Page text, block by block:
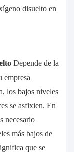
disuelto en
Depende de la
empresa
los bajos niveles
se asfixien. En
necesario
más bajos de
que se